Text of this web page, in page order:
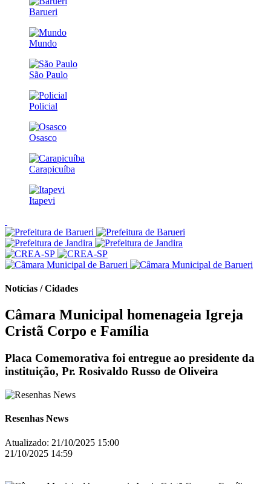
Barueri
Mundo
São Paulo
Policial
Osasco
Carapicuíba
Itapevi
Notícias / Cidades
Câmara Municipal homenageia Igreja
Cristã Corpo e Família
Placa Comemorativa foi entregue ao presidente da
instituição, Pr. Rosivaldo Russo de Oliveira
Resenhas News
Atualizado: 21/10/2025 15:00
21/10/2025 14:59